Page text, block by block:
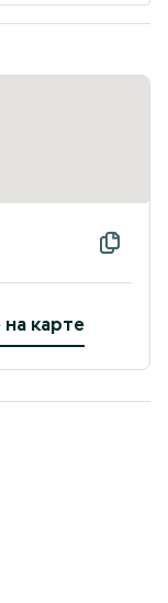
на карте